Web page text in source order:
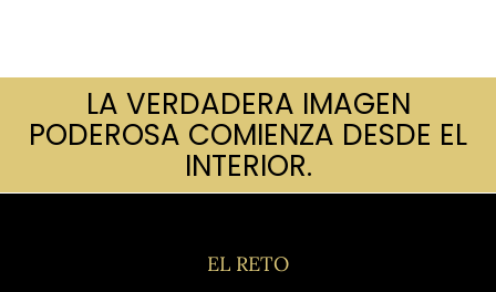
LA VERDADERA IMAGEN
PODEROSA COMIENZA DESDE EL
INTERIOR.
EL RETO